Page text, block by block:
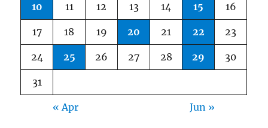
10 11 12 13 14 15 16
17 18 19 20 21 22 23
24 25 26 27 28 29 30
31
« Apr Jun »